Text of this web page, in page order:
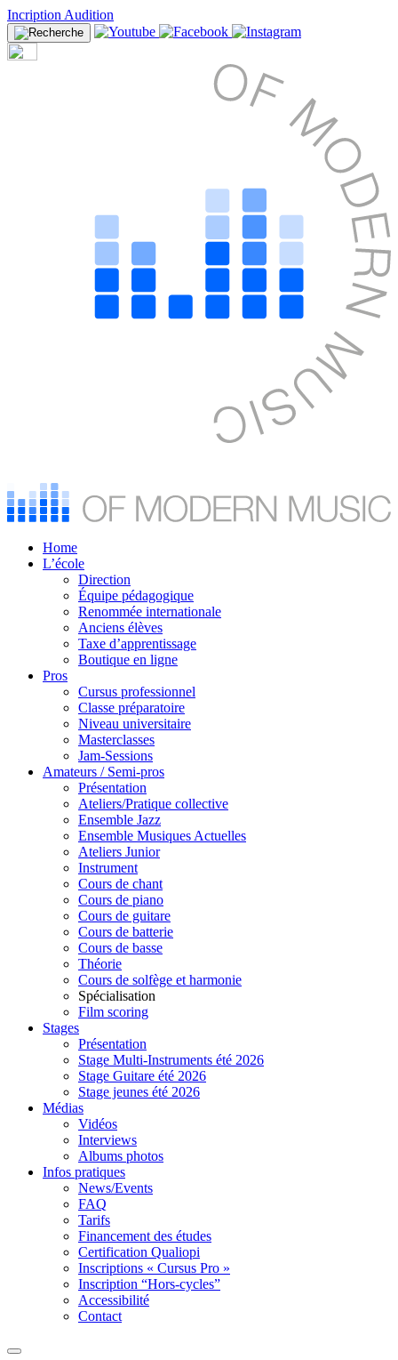
Incription Audition
Home
L’école
Direction
Équipe pédagogique
Renommée internationale
Anciens élèves
Taxe d’apprentissage
Boutique en ligne
Pros
Cursus professionnel
Classe préparatoire
Niveau universitaire
Masterclasses
Jam-Sessions
Amateurs / Semi-pros
Présentation
Ateliers/Pratique collective
Ensemble Jazz
Ensemble Musiques Actuelles
Ateliers Junior
Instrument
Cours de chant
Cours de piano
Cours de guitare
Cours de batterie
Cours de basse
Théorie
Cours de solfège et harmonie
Spécialisation
Film scoring
Stages
Présentation
Stage Multi-Instruments été 2026
Stage Guitare été 2026
Stage jeunes été 2026
Médias
Vidéos
Interviews
Albums photos
Infos pratiques
News/Events
FAQ
Tarifs
Financement des études
Certification Qualiopi
Inscriptions « Cursus Pro »
Inscription “Hors-cycles”
Accessibilité
Contact